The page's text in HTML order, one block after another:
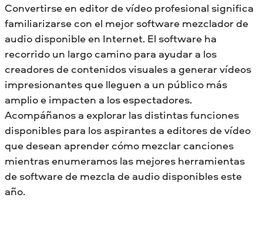
Convertirse en editor de vídeo profesional significa
familiarizarse con el mejor software mezclador de
audio disponible en Internet. El software ha
recorrido un largo camino para ayudar a los
creadores de contenidos visuales a generar vídeos
impresionantes que lleguen a un público más
amplio e impacten a los espectadores.
Acompáñanos a explorar las distintas funciones
disponibles para los aspirantes a editores de vídeo
que desean aprender cómo mezclar canciones
mientras enumeramos las mejores herramientas
de software de mezcla de audio disponibles este
año.